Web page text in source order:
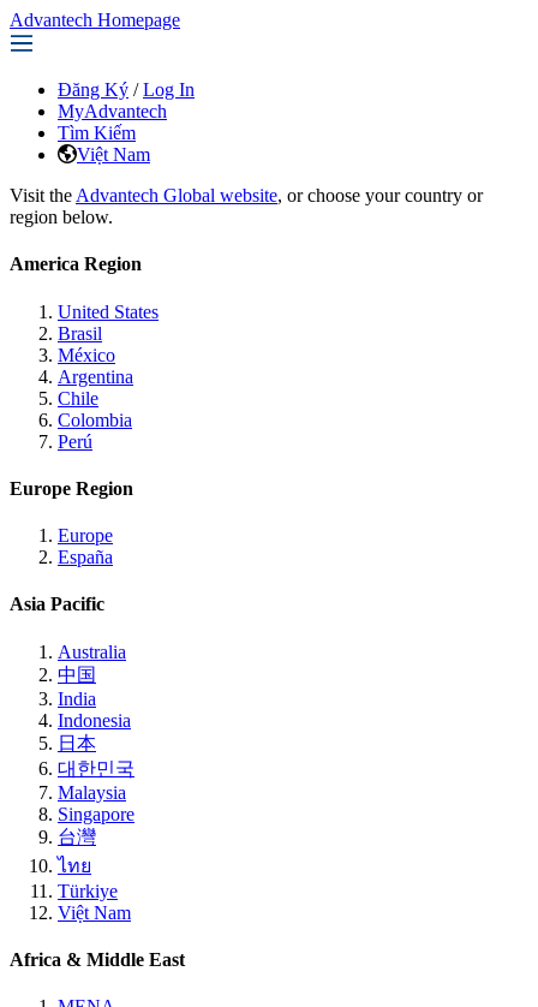
Advantech Homepage
Đăng Ký / Log In
MyAdvantech
Tìm Kiếm
Việt Nam
Visit the Advantech Global website, or choose your country or
region below.
America Region
United States
Brasil
México
Argentina
Chile
Colombia
Perú
Europe Region
Europe
España
Asia Pacific
Australia
中国
India
Indonesia
日本
대한민국
Malaysia
Singapore
台灣
ไทย
Türkiye
Việt Nam
Africa & Middle East